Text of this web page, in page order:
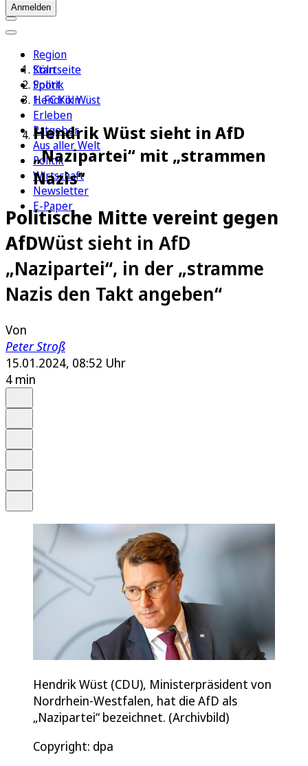
Anmelden
Region
Köln
Sport
1. FC Köln
Erleben
Ratgeber
Aus aller Welt
Politik
Wirtschaft
Newsletter
E-Paper
Startseite
Politik
Hendrik Wüst
Hendrik Wüst sieht in AfD
„Nazipartei“ mit „strammen
Nazis“
Politische Mitte vereint gegen
AfDWüst sieht in AfD
„Nazipartei“, in der „stramme
Nazis den Takt angeben“
Von
Peter Stroß
15.01.2024, 08:52 Uhr
4 min
Hendrik Wüst (CDU), Ministerpräsident von
Nordrhein-Westfalen, hat die AfD als
„Nazipartei“ bezeichnet. (Archivbild)
Copyright: dpa